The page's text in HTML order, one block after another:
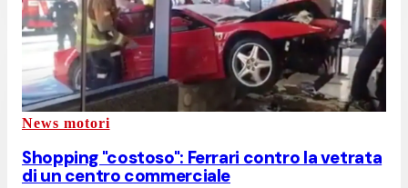
News motori
Shopping "costoso": Ferrari contro la vetrata
di un centro commerciale